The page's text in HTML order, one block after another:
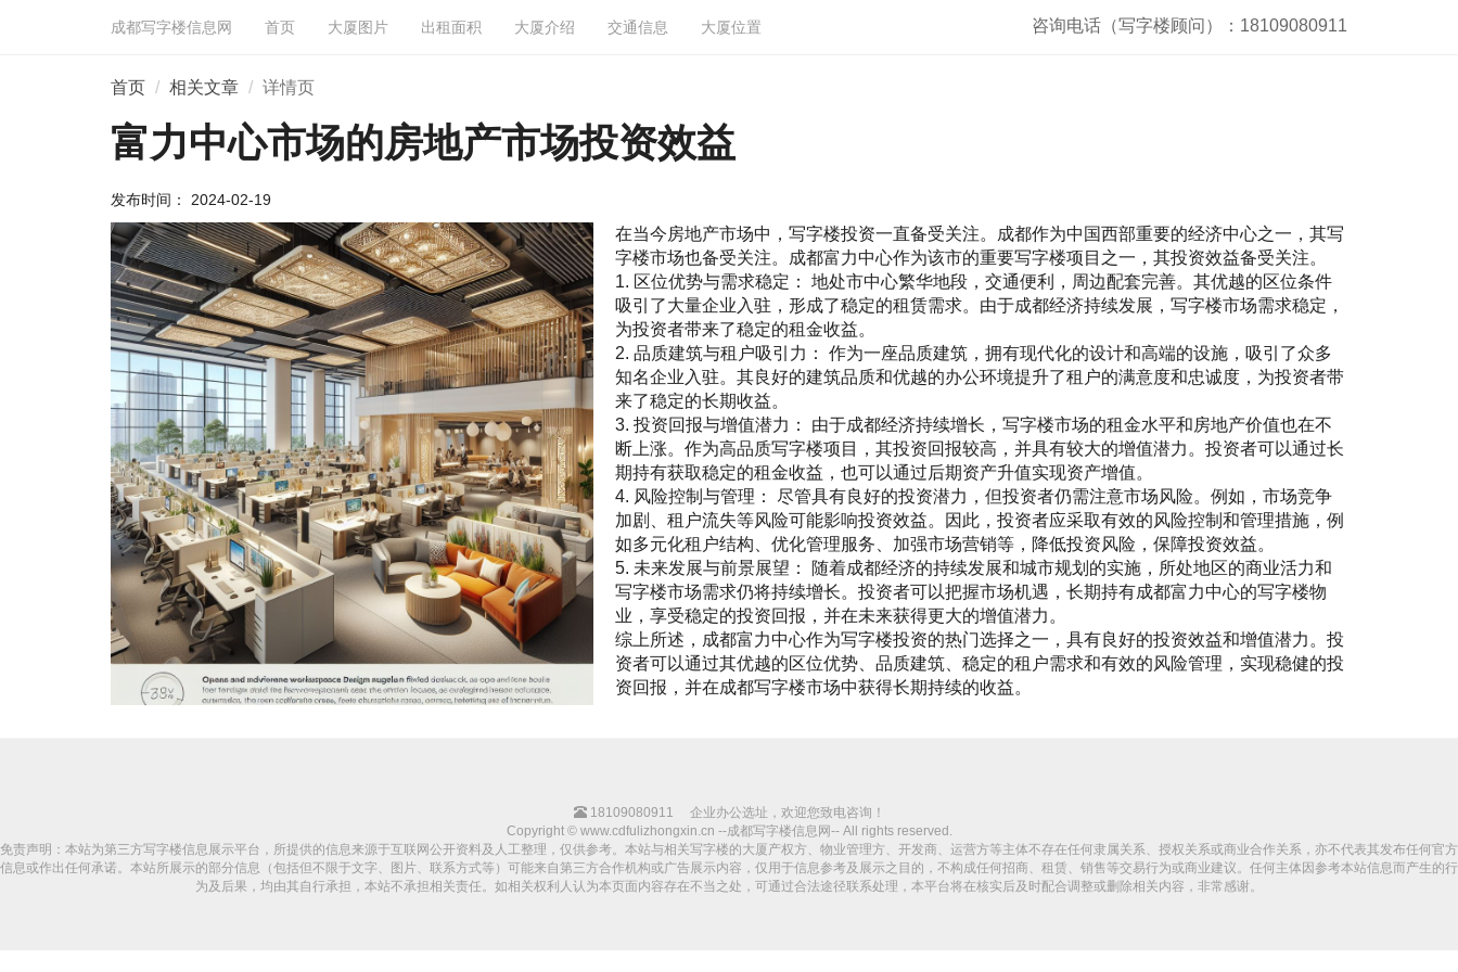
成都写字楼信息网 首页 大厦图片 出租面积 大厦介绍 交通信息 大厦位置 咨询电话（写字楼顾问）：18109080911
首页 相关文章 详情页
富力中心市场的房地产市场投资效益
发布时间： 2024-02-19
在当今房地产市场中，写字楼投资一直备受关注。成都作为中国西部重要的经济中心之一，其写
字楼市场也备受关注。成都富力中心作为该市的重要写字楼项目之一，其投资效益备受关注。
1. 区位优势与需求稳定： 地处市中心繁华地段，交通便利，周边配套完善。其优越的区位条件
吸引了大量企业入驻，形成了稳定的租赁需求。由于成都经济持续发展，写字楼市场需求稳定，
为投资者带来了稳定的租金收益。
2. 品质建筑与租户吸引力： 作为一座品质建筑，拥有现代化的设计和高端的设施，吸引了众多
知名企业入驻。其良好的建筑品质和优越的办公环境提升了租户的满意度和忠诚度，为投资者带
来了稳定的长期收益。
3. 投资回报与增值潜力： 由于成都经济持续增长，写字楼市场的租金水平和房地产价值也在不
断上涨。作为高品质写字楼项目，其投资回报较高，并具有较大的增值潜力。投资者可以通过长
期持有获取稳定的租金收益，也可以通过后期资产升值实现资产增值。
4. 风险控制与管理： 尽管具有良好的投资潜力，但投资者仍需注意市场风险。例如，市场竞争
加剧、租户流失等风险可能影响投资效益。因此，投资者应采取有效的风险控制和管理措施，例
如多元化租户结构、优化管理服务、加强市场营销等，降低投资风险，保障投资效益。
5. 未来发展与前景展望： 随着成都经济的持续发展和城市规划的实施，所处地区的商业活力和
写字楼市场需求仍将持续增长。投资者可以把握市场机遇，长期持有成都富力中心的写字楼物
业，享受稳定的投资回报，并在未来获得更大的增值潜力。
综上所述，成都富力中心作为写字楼投资的热门选择之一，具有良好的投资效益和增值潜力。投
资者可以通过其优越的区位优势、品质建筑、稳定的租户需求和有效的风险管理，实现稳健的投
资回报，并在成都写字楼市场中获得长期持续的收益。
18109080911
企业办公选址，欢迎您致电咨询！
Copyright © www.cdfulizhongxin.cn --成都写字楼信息网-- All rights reserved.
免责声明：本站为第三方写字楼信息展示平台，所提供的信息来源于互联网公开资料及人工整理，仅供参考。本站与相关写字楼的大厦产权方、物业管理方、开发商、运营方等主体不存在任何隶属关系、授权关系或商业合作关系，亦不代表其发布任何官方
信息或作出任何承诺。本站所展示的部分信息（包括但不限于文字、图片、联系方式等）可能来自第三方合作机构或广告展示内容，仅用于信息参考及展示之目的，不构成任何招商、租赁、销售等交易行为或商业建议。任何主体因参考本站信息而产生的行
为及后果，均由其自行承担，本站不承担相关责任。如相关权利人认为本页面内容存在不当之处，可通过合法途径联系处理，本平台将在核实后及时配合调整或删除相关内容，非常感谢。